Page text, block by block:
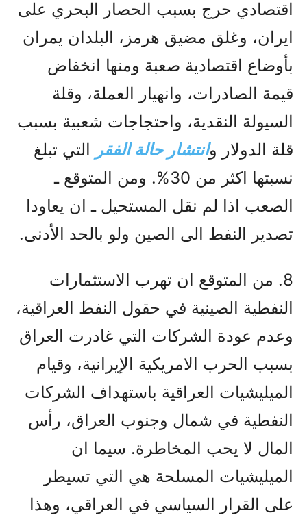
اقتصادي حرج بسبب الحصار البحري على
ايران، وغلق مضيق هرمز، البلدان يمران
بأوضاع اقتصادية صعبة ومنها انخفاض
قيمة الصادرات، وانهيار العملة، وقلة
السيولة النقدية، واحتجاجات شعبية بسبب
قلة الدولار وانتشار حالة الفقر التي تبلغ
نسبتها اكثر من 30%. ومن المتوقع ـ
الصعب اذا لم نقل المستحيل ـ ان يعاودا
تصدير النفط الى الصين ولو بالحد الأدنى.
8. من المتوقع ان تهرب الاستثمارات
النفطية الصينية في حقول النفط العراقية،
وعدم عودة الشركات التي غادرت العراق
بسبب الحرب الامريكية الإيرانية، وقيام
الميليشيات العراقية باستهداف الشركات
النفطية في شمال وجنوب العراق، رأس
المال لا يحب المخاطرة. سيما ان
الميليشيات المسلحة هي التي تسيطر
على القرار السياسي في العراقي، وهذا